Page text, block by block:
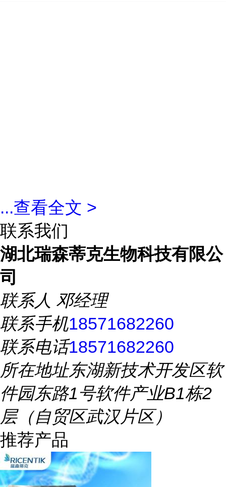
...查看全文 >
联系我们
湖北瑞森蒂克生物科技有限公
司
联系人 邓经理
联系手机18571682260
联系电话18571682260
所在地址东湖新技术开发区软
件园东路1号软件产业B1栋2
层（自贸区武汉片区）
推荐产品